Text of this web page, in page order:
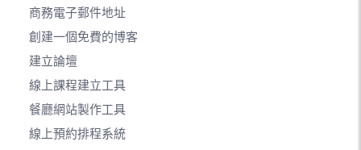
商務電子郵件地址
創建一個免費的博客
建立論壇
線上課程建立工具
餐廳網站製作工具
線上預約排程系統